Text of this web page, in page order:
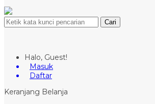
Cari
Halo, Guest!
Masuk
Daftar
Keranjang Belanja